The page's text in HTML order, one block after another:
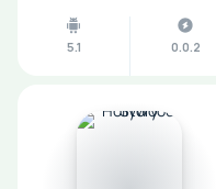
5.1 0.0.2